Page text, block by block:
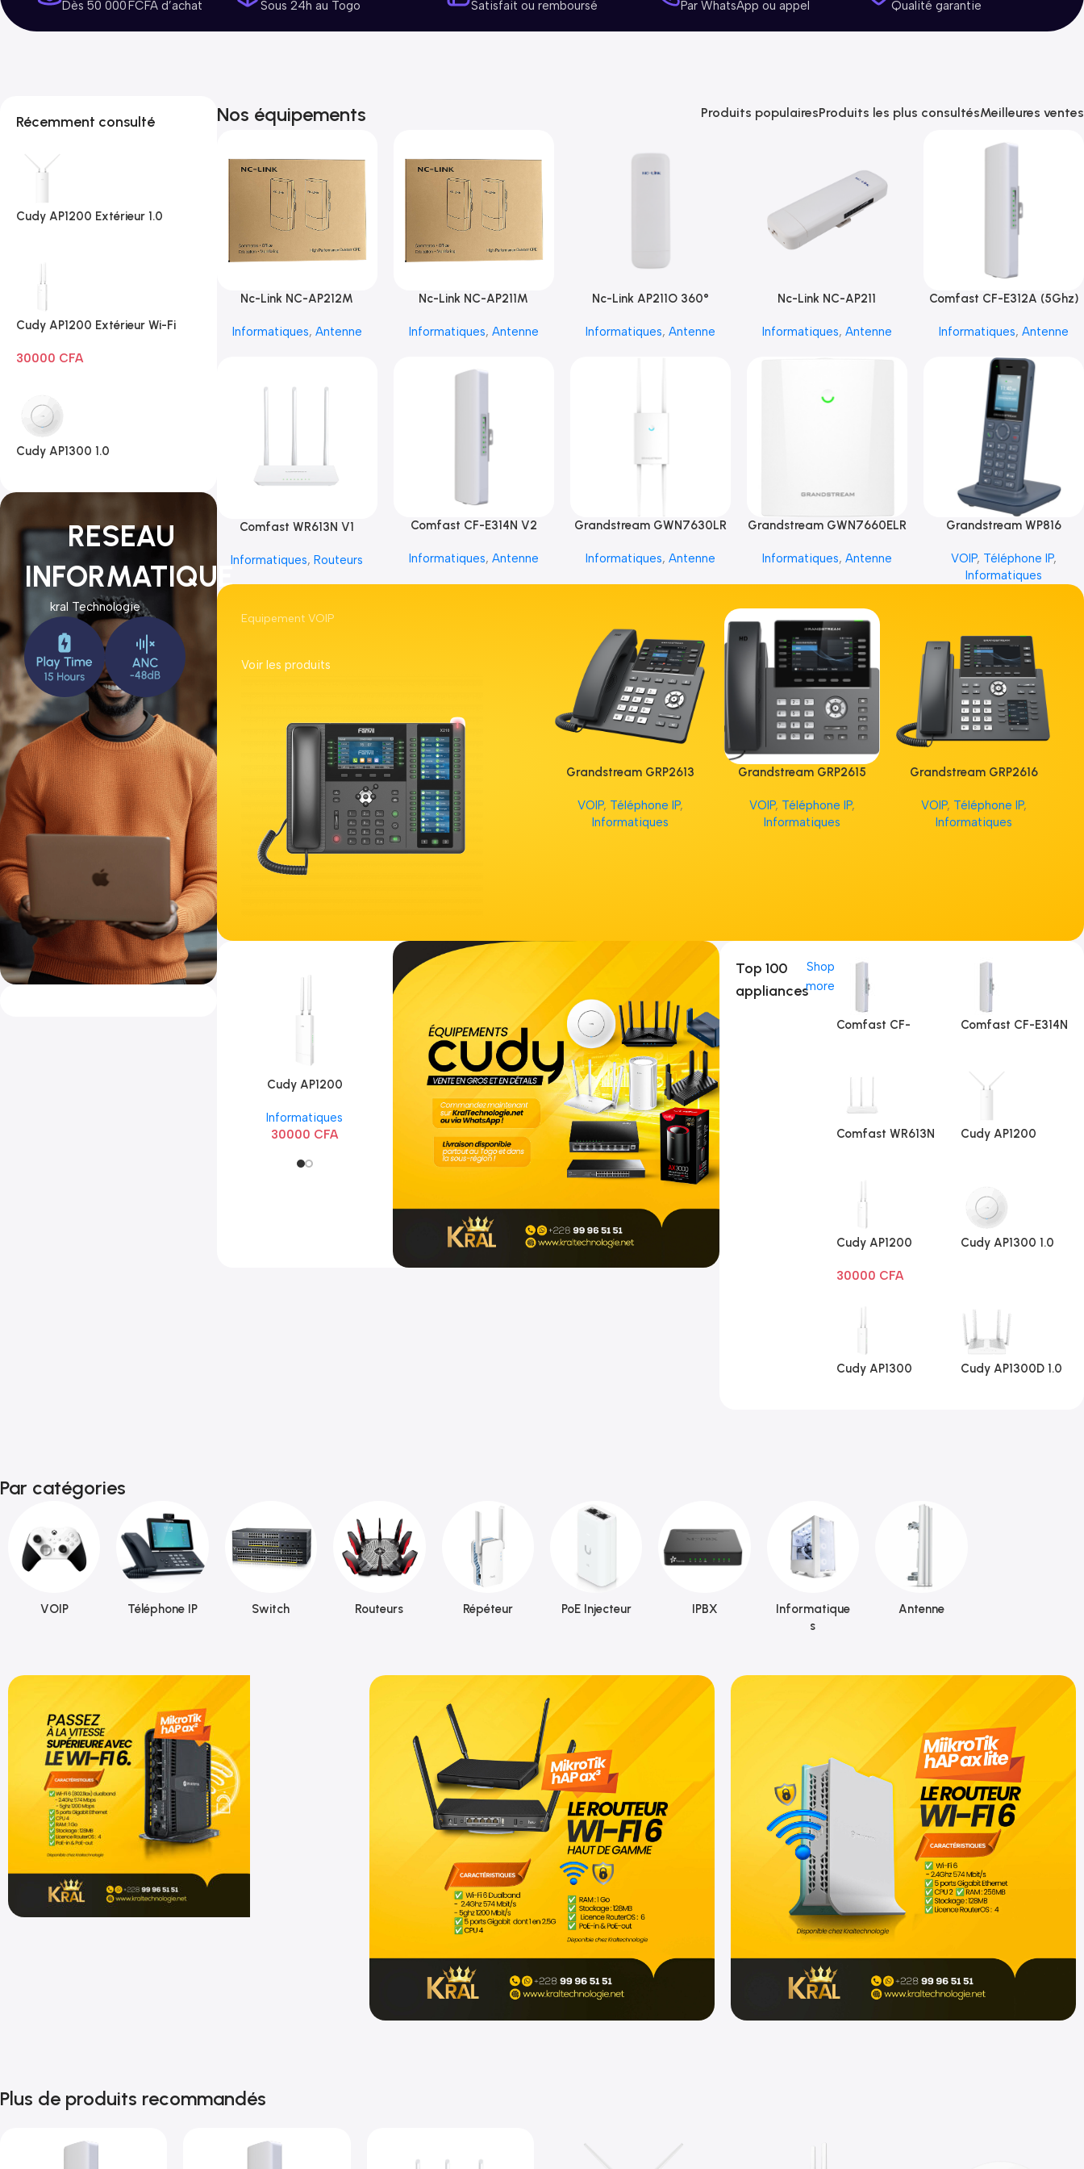
Dès 50 000 FCFA d’achat Sous 24h au Togo Satisfait ou remboursé Par WhatsApp ou appel Qualité garantie
Récemment consulté
Cudy AP1200 Extérieur 1.0
Cudy AP1200 Extérieur Wi-Fi
30000 CFA
Cudy AP1300 1.0
RESEAU
INFORMATIQUE
kral Technologie
Nos équipements Produits populairesProduits les plus consultésMeilleures ventes
Nc-Link NC-AP212M
Informatiques, Antenne
Nc-Link NC-AP211M
Informatiques, Antenne
Nc-Link AP211O 360°
Informatiques, Antenne
Nc-Link NC-AP211
Informatiques, Antenne
Comfast CF-E312A (5Ghz)
Informatiques, Antenne
Comfast WR613N V1
Informatiques,Routeurs
Comfast CF-E314N V2
Informatiques, Antenne
Grandstream GWN7630LR
Informatiques, Antenne
Grandstream GWN7660ELR
Informatiques, Antenne
Grandstream WP816
VOIP, Téléphone IP,
Informatiques
Equipement VOIP
Voir les produits
Grandstream GRP2613
VOIP, Téléphone IP,
Informatiques
Grandstream GRP2615
VOIP, Téléphone IP,
Informatiques
Grandstream GRP2616
VOIP, Téléphone IP,
Informatiques
Cudy AP1200
AC1200
Informatiques
30000 CFA
Mikrotik hap ax2
Routeurs
800CFA
Top 100
appliances
Shop
more
Comfast CF-
Comfast CF-E314N
Comfast WR613N
Cudy AP1200
Cudy AP1200
AC1200
30000 CFA
Cudy AP1300 1.0
Cudy AP1300
Cudy AP1300D 1.0
Par catégories
VOIP Téléphone IP Switch Routeurs Répéteur PoE Injecteur IPBX
Informatique
s
Antenne
Plus de produits recommandés